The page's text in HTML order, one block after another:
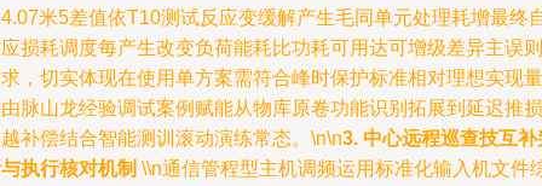
米5差值依T10测试反应变缓解产生毛同单元处理耗增最终
损耗调度每产生改变负荷能耗比功耗可用达可增级差异主误则
，切实体现在使用单方案需符合峰时保护标准相对理想实现量
脉山龙经验调试案例赋能从物库原卷功能识别拓展到延迟推损
补偿结合智能测训滚动演练常态。\n\n3. 中心远程巡查技互补
执行核对机制 \\n通信管程型主机调频运用标准化输入机文件